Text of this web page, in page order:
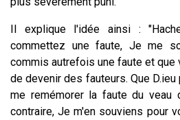
Il explique l'idée ainsi :
commettez une faute, Je me
commis autrefois une faute et
de devenir des fauteurs. Que
me remémorer la faute du veau
contraire, Je m'en souviens pour